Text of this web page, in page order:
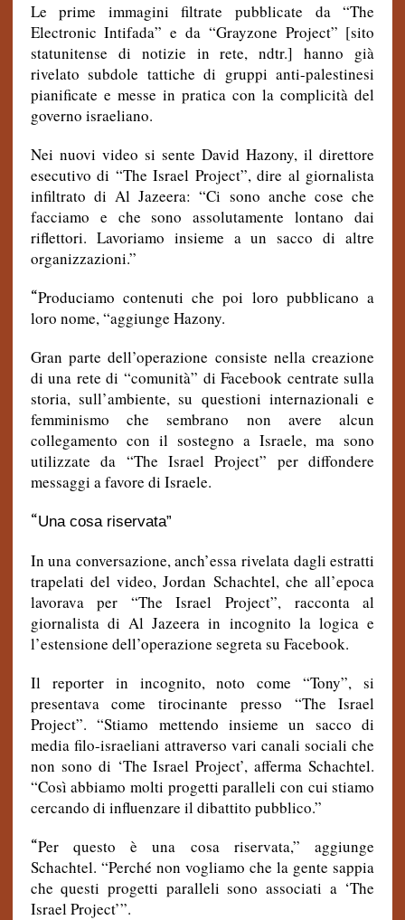
Le prime immagini filtrate pubblicate da “The
Electronic Intifada” e da “Grayzone Project” [sito
statunitense di notizie in rete, ndtr.] hanno già
rivelato subdole tattiche di gruppi anti-palestinesi
pianificate e messe in pratica con la complicità del
governo israeliano.
Nei nuovi video si sente David Hazony, il direttore
esecutivo di “The Israel Project”, dire al giornalista
infiltrato di Al Jazeera: “Ci sono anche cose che
facciamo e che sono assolutamente lontano dai
riflettori. Lavoriamo insieme a un sacco di altre
organizzazioni.”
“Produciamo contenuti che poi loro pubblicano a
loro nome, “aggiunge Hazony.
Gran parte dell’operazione consiste nella creazione
di una rete di “comunità” di Facebook centrate sulla
storia, sull’ambiente, su questioni internazionali e
femminismo che sembrano non avere alcun
collegamento con il sostegno a Israele, ma sono
utilizzate da “The Israel Project” per diffondere
messaggi a favore di Israele.
“Una cosa riservata”
In una conversazione, anch’essa rivelata dagli estratti
trapelati del video, Jordan Schachtel, che all’epoca
lavorava per “The Israel Project”, racconta al
giornalista di Al Jazeera in incognito la logica e
l’estensione dell’operazione segreta su Facebook.
Il reporter in incognito, noto come “Tony”, si
presentava come tirocinante presso “The Israel
Project”. “Stiamo mettendo insieme un sacco di
media filo-israeliani attraverso vari canali sociali che
non sono di ‘The Israel Project’, afferma Schachtel.
“Così abbiamo molti progetti paralleli con cui stiamo
cercando di influenzare il dibattito pubblico.”
“Per questo è una cosa riservata,” aggiunge
Schachtel. “Perché non vogliamo che la gente sappia
che questi progetti paralleli sono associati a ‘The
Israel Project’”.